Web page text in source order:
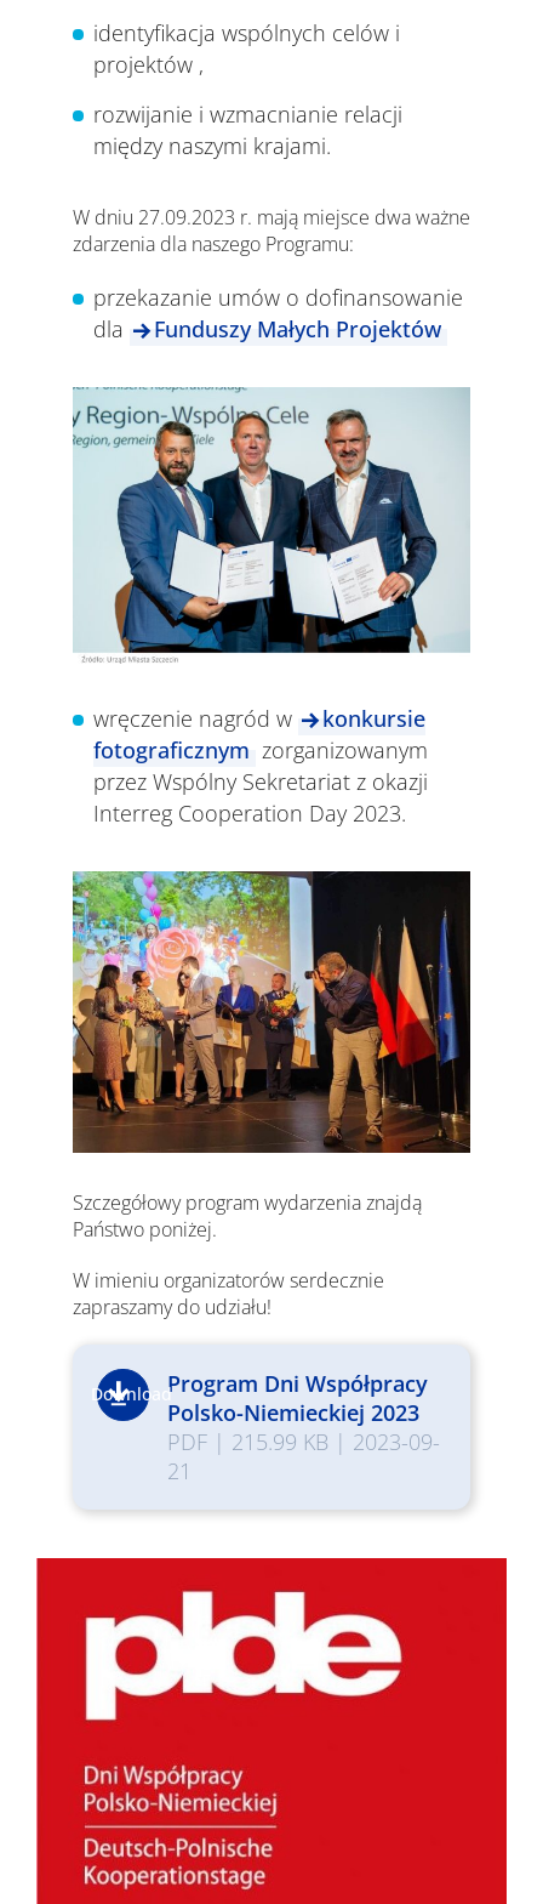
identyfikacja wspólnych celów i
projektów ,
rozwijanie i wzmacnianie relacji
między naszymi krajami.
W dniu 27.09.2023 r. mają miejsce dwa ważne
zdarzenia dla naszego Programu:
przekazanie umów o dofinansowanie
dla
Funduszy Małych Projektów
wręczenie nagród w
konkursie
fotograficznym zorganizowanym
przez Wspólny Sekretariat z okazji
Interreg Cooperation Day 2023.
Szczegółowy program wydarzenia znajdą
Państwo poniżej.
W imieniu organizatorów serdecznie
zapraszamy do udziału!
DownloadProgram Dni Współpracy
Polsko-Niemieckiej 2023
PDF| 215.99 KB | 2023-09-
21